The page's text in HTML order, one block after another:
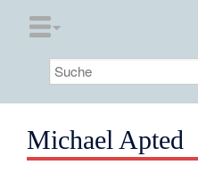
Michael Apted